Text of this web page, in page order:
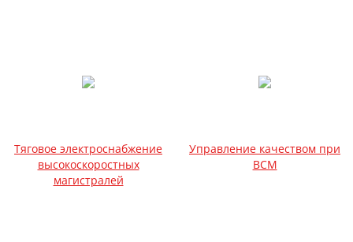
Тяговое электроснабжение
высокоскоростных
магистралей
Управление качеством при
ВСМ